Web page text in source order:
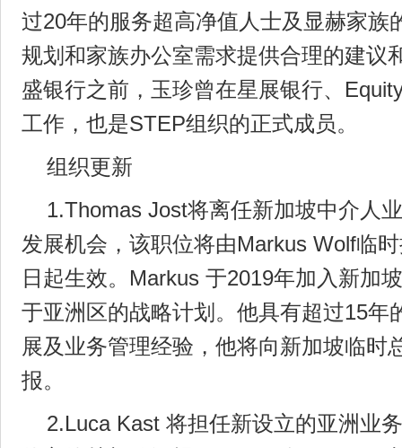
过20年的服务超高净值人士及显赫家族
规划和家族办公室需求提供合理的建议
盛银行之前，玉珍曾在星展银行、
工作，也是STEP组织的正式成员。
组织更新
1.Thomas Jost将离任新加坡中介人
发展机会，该职位将由Markus Wolf临
日起生效。Markus 于2019年加入新加
于亚洲区的战略计划。他具有超过15年
展及业务管理经验，他将向新加坡临时
报。
2.Luca Kast 将担任新设立的亚洲业